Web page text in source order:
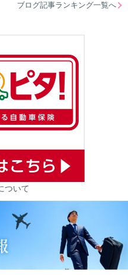
ブログ記事ランキング一覧へ
ついて